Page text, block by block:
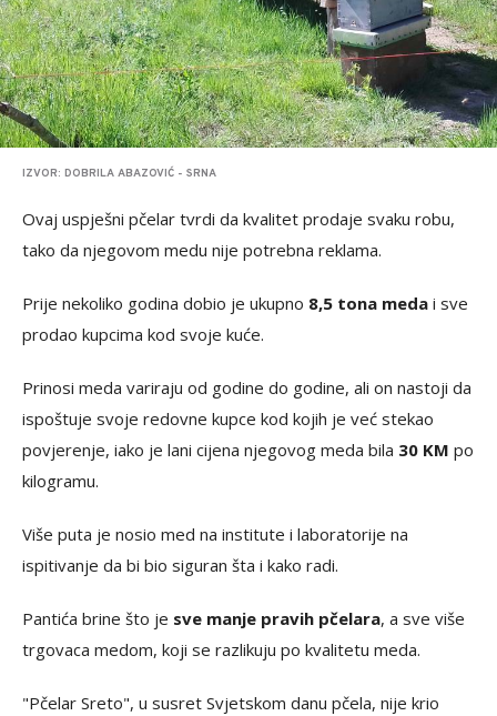
IZVOR: DOBRILA ABAZOVIĆ - SRNA
Ovaj uspješni pčelar tvrdi da kvalitet prodaje svaku robu,
tako da njegovom medu nije potrebna reklama.
Prije nekoliko godina dobio je ukupno 8,5 tona meda i sve
prodao kupcima kod svoje kuće.
Prinosi meda variraju od godine do godine, ali on nastoji da
ispoštuje svoje redovne kupce kod kojih je već stekao
povjerenje, iako je lani cijena njegovog meda bila 30 KM po
kilogramu.
Više puta je nosio med na institute i laboratorije na
ispitivanje da bi bio siguran šta i kako radi.
Pantića brine što je sve manje pravih pčelara, a sve više
trgovaca medom, koji se razlikuju po kvalitetu meda.
"Pčelar Sreto", u susret Svjetskom danu pčela, nije krio